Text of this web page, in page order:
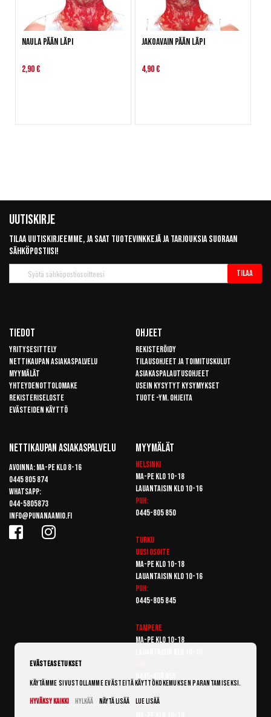
Naula pään läpi
2,90 €
Jakoavain pään läpi
4,90 €
Uutiskirje
Tilaa uutiskirjeemme, ja saat tuotevinkkejä ja tarjouksia suoraan
sähköpostiisi!
uutiskirje
Tilaa
Tiedot
Yritysesittely
Nettikaupan asiakaspalvelu
Myymälät
Yhteydenottolomake
Rekisteriseloste
Evästeiden käyttö
Ohjeet
Rekisteröidy
Tilausohjeet ja toimituskulut
Asiakaspalautusohjeet
Usein kysytyt kysymykset
Tuote -ym. ohjeita
Nettikaupan Asiakaspalvelu
Avoinna: Ma-pe klo 8-16
0445 805 874
Whatsapp:
044-5805873
info@punanaamio.fi
Myymälät
Helsinki
Ma-pe klo 10-18
Lauantaisin klo 10-16
Puh:
0445-805 850
Turku
Uusi osoite
Ma-pe klo 10-18
Lauantaisin klo 10-16
Puh:
0445-805 845
Tampere
Ma-pe klo 10-18
Vantaa
Evästeasetukset
Käytämme sivustollamme evästeitä käyttökokemuksen parantamiseksi.
Hyväksy kaikki
Hylkää Näytä lisää Lue lisää